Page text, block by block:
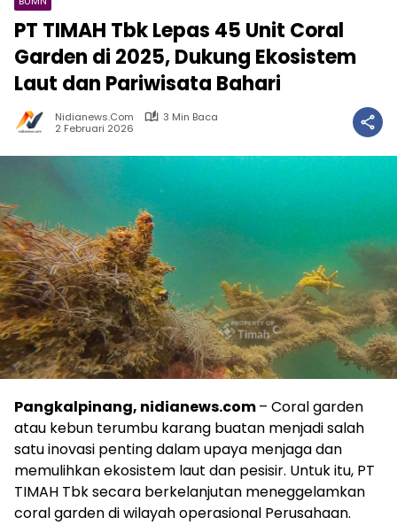
PT TIMAH Tbk Lepas 45 Unit Coral
Garden di 2025, Dukung Ekosistem
Laut dan Pariwisata Bahari
Nidianews.com
3 Min Baca
2 Februari 2026
Pangkalpinang, nidianews.com– Coral garden
atau kebun terumbu karang buatan menjadi salah
satu inovasi penting dalam upaya menjaga dan
memulihkan ekosistem laut dan pesisir. Untuk itu, PT
TIMAH Tbk secara berkelanjutan meneggelamkan
coral garden di wilayah operasional Perusahaan.